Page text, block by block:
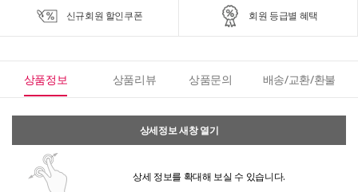
신규회원 할인쿠폰 회원 등급별 혜택
상품정보 상품리뷰 상품문의 배송/교환/환불
상세정보 새창 열기
상세 정보를 확대해 보실 수 있습니다.